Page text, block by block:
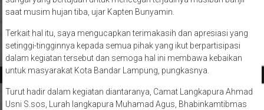
saat musim hujan tiba, ujar Kapten Bunyamin.
Terkait hal itu, saya mengucapkan terimakasih dan apresiasi yang
setinggi-tingginnya kepada semua pihak yang ikut berpartisipasi
dalam kegiatan tersebut dan semoga hal ini membawa kebaikan
untuk masyarakat Kota Bandar Lampung, pungkasnya.
Turut hadir dalam kegiatan diantaranya, Camat Langkapura Ahmad
Usni S.sos, Lurah langkapura Muhamad Agus, Bhabinkamtibmas